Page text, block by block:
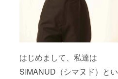
はじめまして、私達は
SIMANUD（シマヌド）とい